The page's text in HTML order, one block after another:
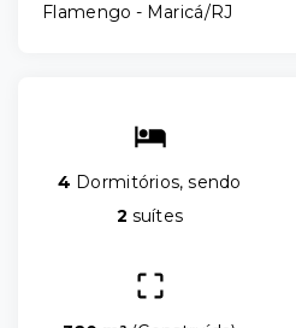
Flamengo - Maricá/RJ
4 Dormitórios, sendo
2 suítes